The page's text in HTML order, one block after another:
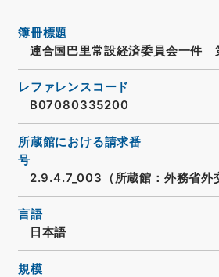
簿冊標題
連合国巴里常設経済委員会一件
レファレンスコード
B07080335200
所蔵館における請求番
号
2.9.4.7_003（所蔵館：外務省外
言語
日本語
規模